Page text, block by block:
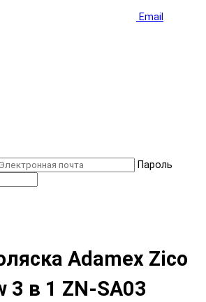
Email
Пароль
Adamex Zico
3 в 1 ZN-SA03